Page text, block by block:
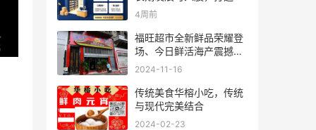
人事业
4周前
福旺超市全新鲜品荣耀登
场、今日鲜活海产震撼来
袭！
2024-11-16
传统美食华榕小吃，传统
与现代完美结合
2024-02-23